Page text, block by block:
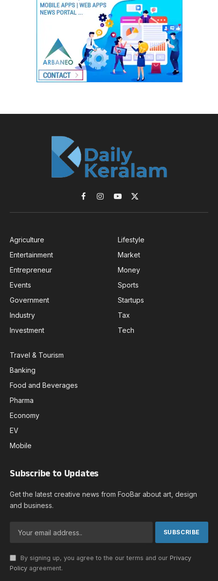
Facebook
InstagramYouTube
X
(Twitter)
Agriculture
Entertainment
Entrepreneur
Events
Government
Industry
Investment
Lifestyle
Market
Money
Sports
Startups
Tax
Tech
Travel & Tourism
Banking
Food and Beverages
Pharma
Economy
EV
Mobile
Subscribe to Updates
Get the latest creative news from FooBar about art, design
and business.
By signing up, you agree to the our terms and our Privacy
Policy agreement.